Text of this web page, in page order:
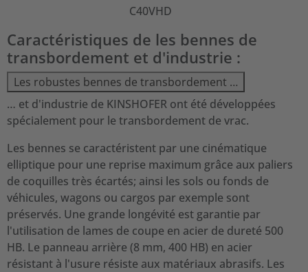
C40VHD
Caractéristiques de les bennes de
transbordement et d'industrie :
Les robustes bennes de transbordement …
… et d'industrie de KINSHOFER ont été développées
spécialement pour le transbordement de vrac.
Les bennes se caractéristent par une cinématique
elliptique pour une reprise maximum grâce aux paliers
de coquilles très écartés; ainsi les sols ou fonds de
véhicules, wagons ou cargos par exemple sont
préservés. Une grande longévité est garantie par
l'utilisation de lames de coupe en acier de dureté 500
HB. Le panneau arrière (8 mm, 400 HB) en acier
résistant à l'usure résiste aux matériaux abrasifs. Les